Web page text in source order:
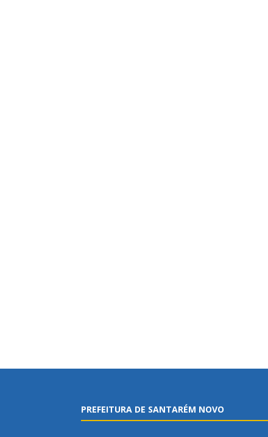
PREFEITURA DE SANTARÉM NOVO